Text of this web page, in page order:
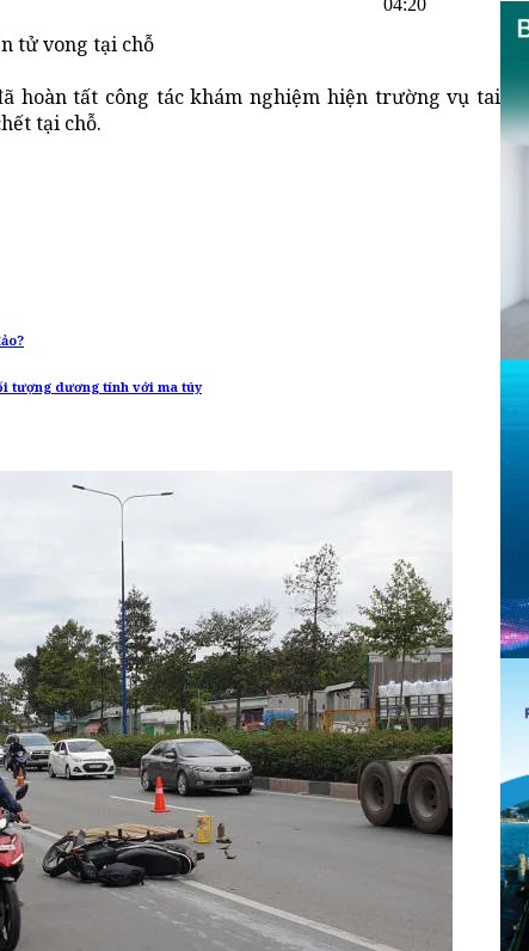
04:20
tử vong tại chỗ
hoàn tất công tác khám nghiệm hiện trường vụ tai
tại chỗ.
tượng dương tính với ma túy